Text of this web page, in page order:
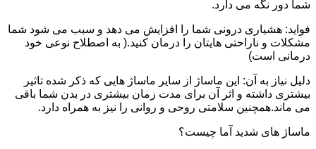
شما دور نگه می دارد.
فواید: هشیاری درونی شما را افزایش می دهد و سبب می شود شما
مشکلات و ناراحتی هایتان را درمان کنید.( به اصطلاح نوعی خود
درمانی است)
دلیل نیاز به آن: این ماساژ از سایر ماساژ هایی که ذکر شده تاثیر
بیشتری داشته و اثر آن برای مدت زمان بیشتری در بدن شما باقی
می ماند.همچنین سلامتی روحی و روانی را نیز به همراه دارد.
ماساژ های شدید آما چیست؟